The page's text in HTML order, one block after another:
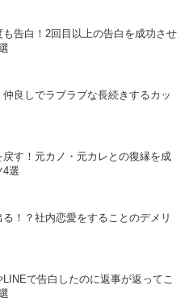
も告白！2回目以上の告白を成功させ
仲良しでラブラブな長続きするカッ
す！元カノ・元カレとの復縁を成
4選
！？社内恋愛をすることのデメリ
で告白したのに返事が返ってこ